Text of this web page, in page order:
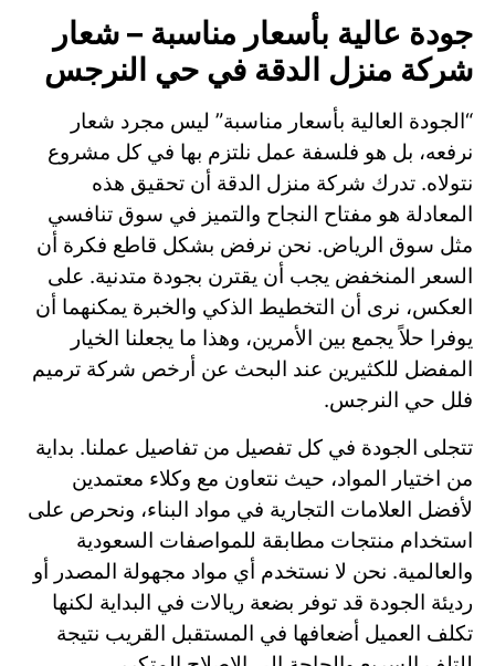
جودة عالية بأسعار مناسبة – شعار
شركة منزل الدقة في حي النرجس
“الجودة العالية بأسعار مناسبة” ليس مجرد شعار
نرفعه، بل هو فلسفة عمل نلتزم بها في كل مشروع
نتولاه. تدرك شركة منزل الدقة أن تحقيق هذه
المعادلة هو مفتاح النجاح والتميز في سوق تنافسي
مثل سوق الرياض. نحن نرفض بشكل قاطع فكرة أن
السعر المنخفض يجب أن يقترن بجودة متدنية. على
العكس، نرى أن التخطيط الذكي والخبرة يمكنهما أن
يوفرا حلاً يجمع بين الأمرين، وهذا ما يجعلنا الخيار
المفضل للكثيرين عند البحث عن أرخص شركة ترميم
فلل حي النرجس.
تتجلى الجودة في كل تفصيل من تفاصيل عملنا. بداية
من اختيار المواد، حيث نتعاون مع وكلاء معتمدين
لأفضل العلامات التجارية في مواد البناء، ونحرص على
استخدام منتجات مطابقة للمواصفات السعودية
والعالمية. نحن لا نستخدم أي مواد مجهولة المصدر أو
رديئة الجودة قد توفر بضعة ريالات في البداية لكنها
تكلف العميل أضعافها في المستقبل القريب نتيجة